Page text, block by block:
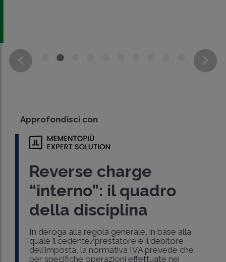
Approfondisci con
Reverse charge
“interno”: il quadro
della disciplina
In deroga alla regola generale, in base alla
quale il cedente/prestatore è il debitore
dell'imposta, la normativa IVA prevede che,
per specifiche operazioni effettuate nei